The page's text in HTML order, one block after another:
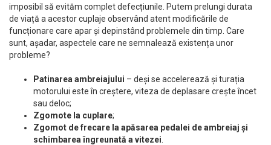
imposibil să evităm complet defecțiunile. Putem prelungi durata
de viață a acestor cuplaje observând atent modificările de
funcționare care apar și depinstând problemele din timp. Care
sunt, așadar, aspectele care ne semnalează existența unor
probleme?
Patinarea ambreiajului – deși se accelerează și turația
motorului este în creștere, viteza de deplasare crește încet
sau deloc;
Zgomote la cuplare;
Zgomot de frecare la apăsarea pedalei de ambreiaj și
schimbarea îngreunată a vitezei